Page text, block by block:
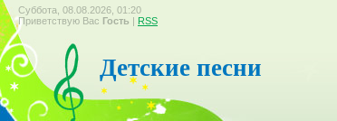
Суббота, 08.08.2026, 01:20
Приветствую Вас Гость | RSS
Детские песни